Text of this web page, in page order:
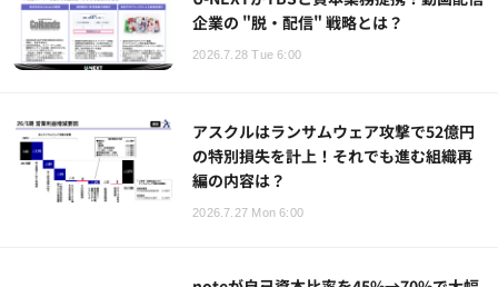
企業の "脱・配信" 戦略とは？
2026.7.28 Tue 6:00
アスクルはランサムウェア攻撃で52億円
の特別損失を計上！それでも進む組織再
編の内容は？
2026.7.27 Mon 6:00